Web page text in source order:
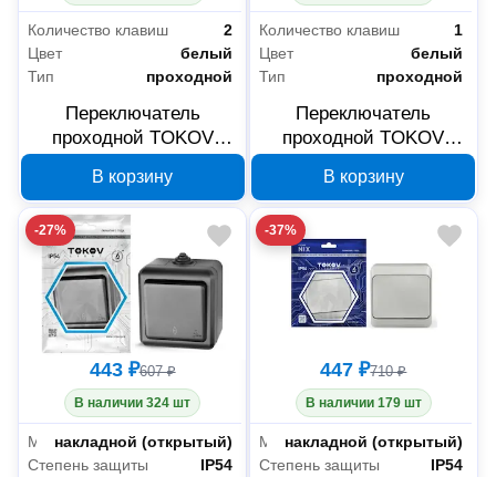
Количество клавиш
2
Цвет
белый
Тип
проходной
Переключатель
проходной TOKOV
клавишный, белый,
TKE-PX-P2-C01
В корзину
Количество клавиш
1
Цвет
белый
Тип
проходной
Переключатель
проходной TOKOV
клавишный, белый,
TKE-PX-P1-C01
В корзину
-27%
443 ₽607 ₽
В наличии 324 шт
Монтажнакладной (открытый)
Степень защиты
IP54
-37%
447 ₽710 ₽
В наличии 179 шт
Монтажнакладной (открытый)
Степень защиты
IP54